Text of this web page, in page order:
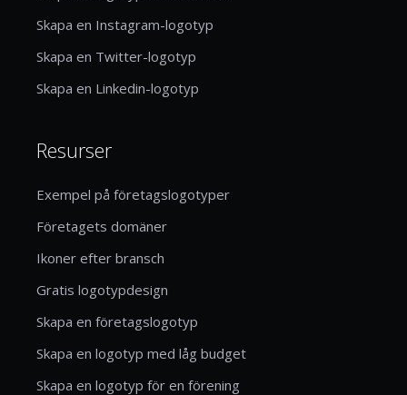
Skapa en Instagram-logotyp
Skapa en Twitter-logotyp
Skapa en Linkedin-logotyp
Resurser
Exempel på företagslogotyper
Företagets domäner
Ikoner efter bransch
Gratis logotypdesign
Skapa en företagslogotyp
Skapa en logotyp med låg budget
Skapa en logotyp för en förening